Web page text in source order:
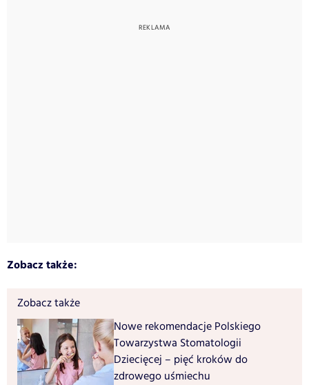
Zobacz także:
Zobacz także
Nowe rekomendacje Polskiego
Towarzystwa Stomatologii
Dziecięcej – pięć kroków do
zdrowego uśmiechu